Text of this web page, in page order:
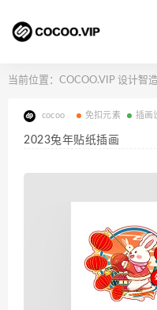
当前位置： COCOO.VIP 设计智
cocoo 免扣元素 插画
2023兔年贴纸插画